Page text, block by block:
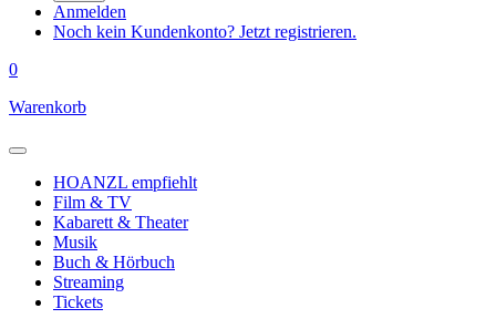
Anmelden
Noch kein Kundenkonto? Jetzt registrieren.
0
Warenkorb
HOANZL empfiehlt
Film & TV
Kabarett & Theater
Musik
Buch & Hörbuch
Streaming
Tickets